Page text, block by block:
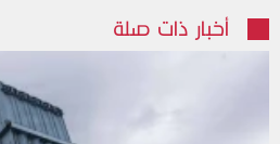
أخبار ذات صلة